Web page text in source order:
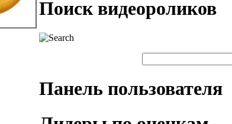
Поиск видеороликов
Панель пользователя